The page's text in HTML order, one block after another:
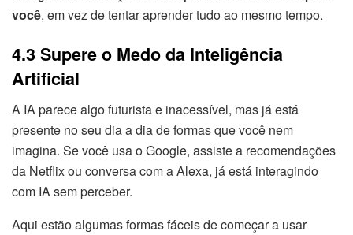
você, em vez de tentar aprender tudo ao mesmo tempo.
4.3 Supere o Medo da Inteligência
Artificial
A IA parece algo futurista e inacessível, mas já está
presente no seu dia a dia de formas que você nem
imagina. Se você usa o Google, assiste a recomendações
da Netflix ou conversa com a Alexa, já está interagindo
com IA sem perceber.
Aqui estão algumas formas fáceis de começar a usar